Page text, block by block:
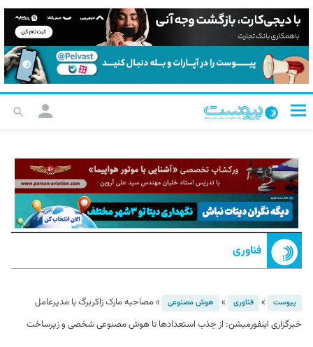
فناوری
پیوست » فناوری » هوش مصنوعی »مصاحبه مارک زاکربرگ با مدیرعامل
خبرگزاری اینفورمیشن: از جذب استعداد‌ها تا هوش مصنوعی شخصی و زیرساخت